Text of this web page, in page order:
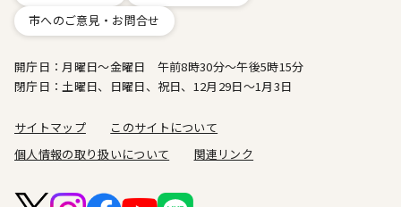
市へのご意見・お問合せ
開庁日：月曜日～金曜日 午前8時30分～午後5時15分
閉庁日：土曜日、日曜日、祝日、12月29日～1月3日
サイトマップ
このサイトについて
個人情報の取り扱いについて
関連リンク